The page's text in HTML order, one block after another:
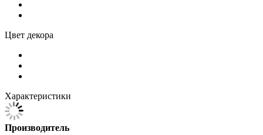
Цвет декора
Характеристики
Производитель